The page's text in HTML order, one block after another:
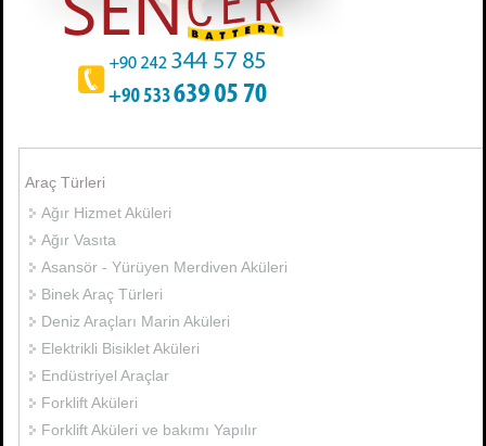
Araç Türleri
Ağır Hizmet Aküleri
Ağır Vasıta
Asansör - Yürüyen Merdiven Aküleri
Binek Araç Türleri
Deniz Araçları Marin Aküleri
Elektrikli Bisiklet Aküleri
Endüstriyel Araçlar
Forklift Aküleri
Forklift Aküleri ve bakımı Yapılır